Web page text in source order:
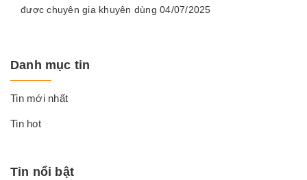
được chuyên gia khuyên dùng 04/07/2025
Danh mục tin
Tin mới nhất
Tin hot
Tin nổi bật